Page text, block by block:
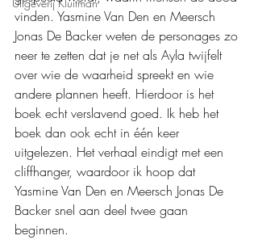
vinden. Yasmine Van Den en Meersch
Jonas De Backer weten de personages zo
neer te zetten dat je net als Ayla twijfelt
over wie de waarheid spreekt en wie
andere plannen heeft. Hierdoor is het
boek echt verslavend goed. Ik heb het
boek dan ook echt in één keer
uitgelezen. Het verhaal eindigt met een
cliffhanger, waardoor ik hoop dat
Yasmine Van Den en Meersch Jonas De
Backer snel aan deel twee gaan
beginnen.